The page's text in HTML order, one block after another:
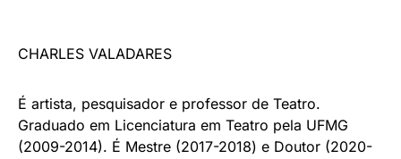
CHARLES VALADARES
É artista, pesquisador e professor de Teatro.
Graduado em Licenciatura em Teatro pela UFMG
(2009-2014). É Mestre (2017-2018) e Doutor (2020-